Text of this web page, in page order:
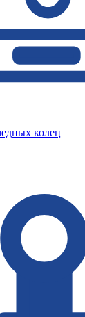
колец